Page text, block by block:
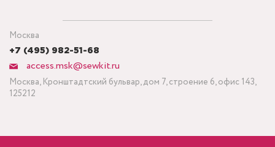
Москва
+7 (495) 982-51-68
access.msk@sewkit.ru
Москва, Кронштадтский бульвар, дом 7, строение 6, офис 143,
125212